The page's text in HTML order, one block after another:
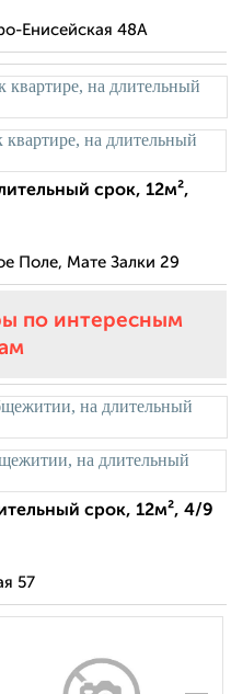
Енисейская 48А
срок, 12м²,
Поле, Мате Залки 29
по интересным
срок, 12м², 4/9
57